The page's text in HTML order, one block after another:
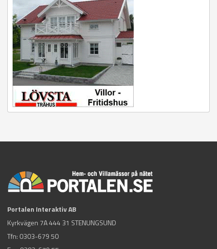
Portalen Interaktiv AB
Kyrkvägen 7A 444 31 STENUNGSUND
Tfn: 0303-679 50